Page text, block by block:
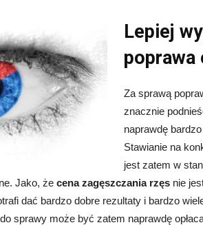
Lepiej
poprawa
Za sprawą
znacznie
naprawdę
Stawianie na
jest zatem w
Jako, że cena zagęszczania rzęs nie
dać bardzo dobre rezultaty i bardzo
sprawy może być zatem naprawdę